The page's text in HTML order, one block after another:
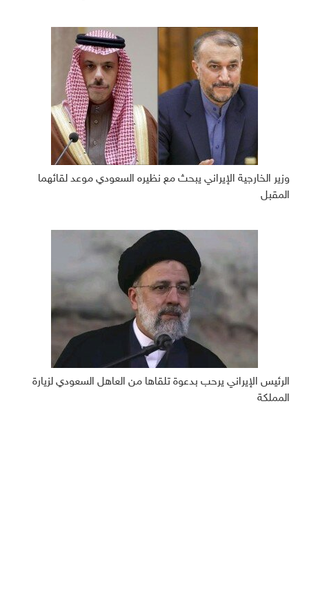
وزير الخارجية الإيراني يبحث مع نظيره السعودي موعد لقائهما
المقبل
الرئيس الإيراني يرحب بدعوة تلقاها من العاهل السعودي لزيارة
المملكة